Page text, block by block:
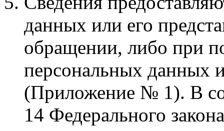
данных или его
обращении, либо при
персональных данных
(Приложение № 1). В
14 Федерального